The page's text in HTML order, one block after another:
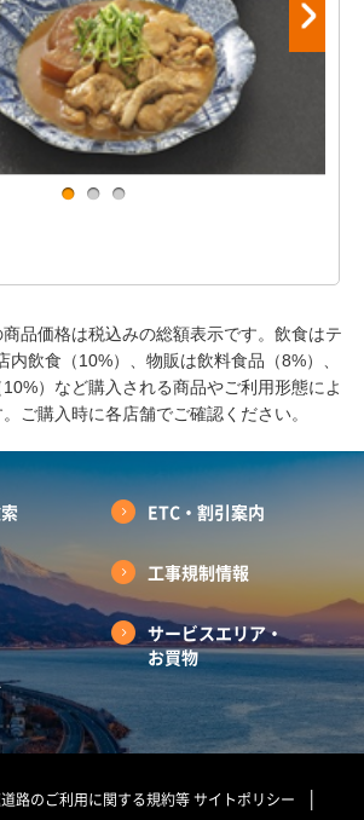
品価格は税込みの総額表示です。飲食はテ
内飲食（10%）、物販は飲料食品（8%）、
）など購入される商品やご利用形態によ
ご購入時に各店舗でご確認ください。
ETC・割引案内
工事規制情報
サービスエリア・
お買物
路のご利用に関する規約等サイトポリシー